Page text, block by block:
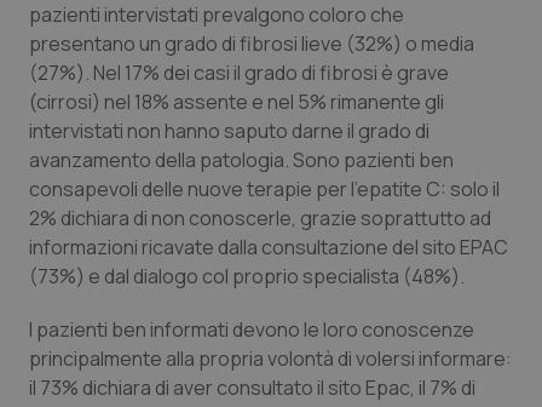
pazienti intervistati prevalgono coloro che
presentano un grado di fibrosi lieve (32%) o media
(27%). Nel 17% dei casi il grado di fibrosi è grave
(cirrosi) nel 18% assente e nel 5% rimanente gli
intervistati non hanno saputo darne il grado di
avanzamento della patologia. Sono pazienti ben
consapevoli delle nuove terapie per l'epatite C: solo il
2% dichiara di non conoscerle, grazie soprattutto ad
informazioni ricavate dalla consultazione del sito EPAC
(73%) e dal dialogo col proprio specialista (48%).
I pazienti ben informati devono le loro conoscenze
principalmente alla propria volontà di volersi informare:
il 73% dichiara di aver consultato il sito Epac, il 7% di